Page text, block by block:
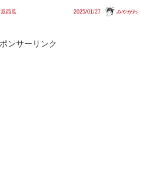
とみ
成
西瓜
シリーズを導入することになりま
委託しています。東武鉄...
2025/01/27 みやがわ
ンサーリンク